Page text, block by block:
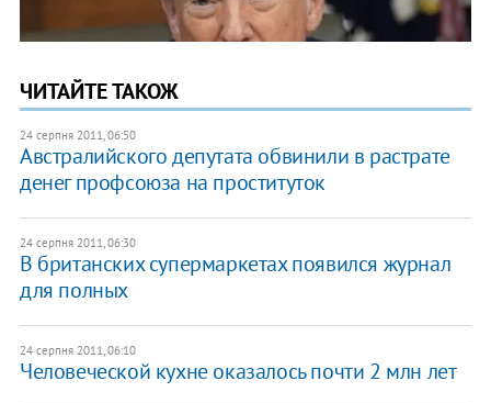
ЧИТАЙТЕ ТАКОЖ
24 серпня 2011, 06:50
Австралийского депутата обвинили в растрате
денег профсоюза на проституток
24 серпня 2011, 06:30
В британских супермаркетах появился журнал
для полных
24 серпня 2011, 06:10
Человеческой кухне оказалось почти 2 млн лет